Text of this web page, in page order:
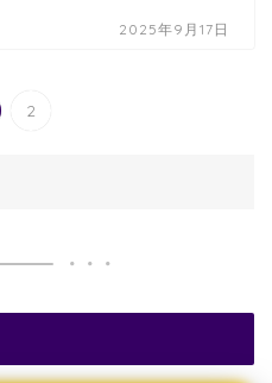
2025年9月17日
2